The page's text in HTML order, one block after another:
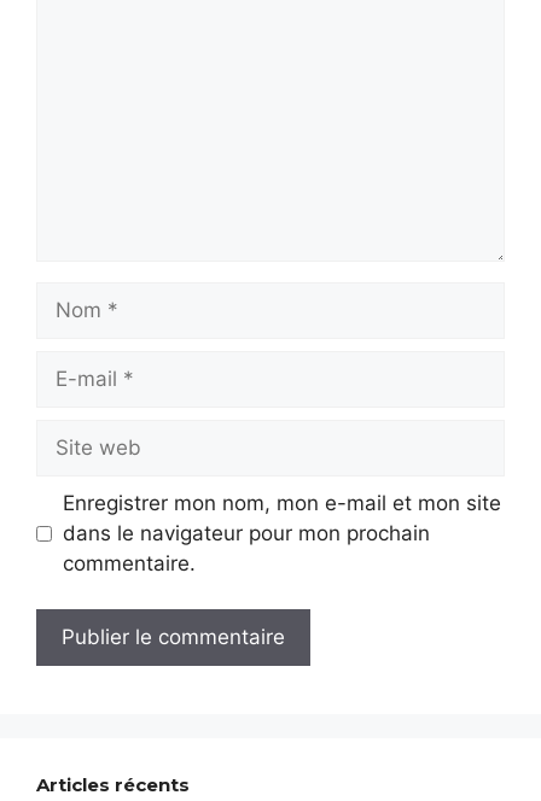
mail
web
Enregistrer mon nom, mon e-mail et mon site
dans le navigateur pour mon prochain
commentaire.
Articles récents